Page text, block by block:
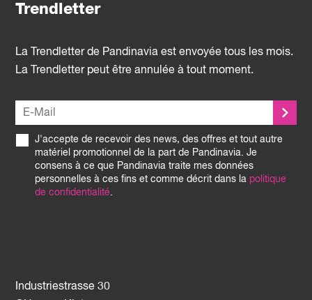
Trendletter
Industriestrasse 30
La Trendletter de Pandinavia est envoyée tous les mois.
La Trendletter peut être annulée à tout moment.
J'accepte de recevoir des news, des offres et tout autre
matériel promotionnel de la part de Pandinavia. Je
consens à ce que Pandinavia traite mes données
personnelles à ces fins et comme décrit dans la politique
de confidentialité.